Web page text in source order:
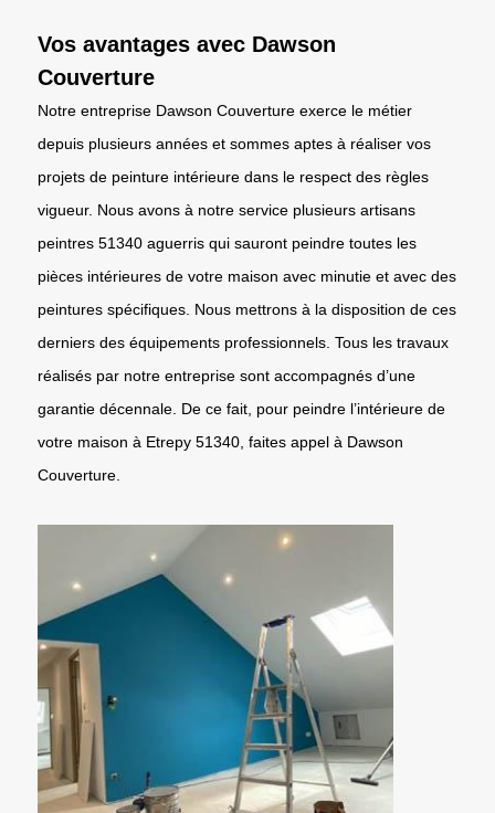
Vos avantages avec Dawson
Couverture
Notre entreprise Dawson Couverture exerce le métier
depuis plusieurs années et sommes aptes à réaliser vos
projets de peinture intérieure dans le respect des règles
vigueur. Nous avons à notre service plusieurs artisans
peintres 51340 aguerris qui sauront peindre toutes les
pièces intérieures de votre maison avec minutie et avec des
peintures spécifiques. Nous mettrons à la disposition de ces
derniers des équipements professionnels. Tous les travaux
réalisés par notre entreprise sont accompagnés d’une
garantie décennale. De ce fait, pour peindre l’intérieure de
votre maison à Etrepy 51340, faites appel à Dawson
Couverture.